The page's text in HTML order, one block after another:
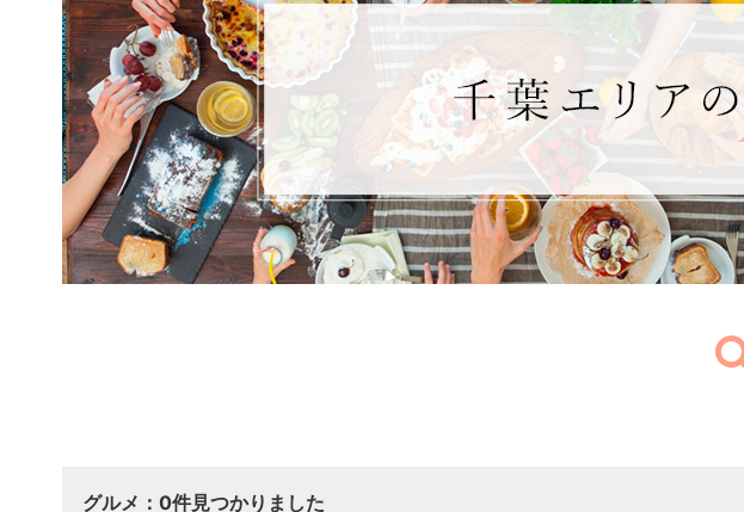
グルメ ： 0件見つかりました